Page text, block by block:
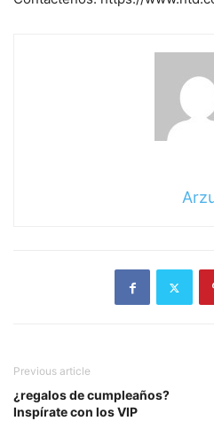
Previous article
¿regalos de cumpleaños?
Inspírate con los VIP